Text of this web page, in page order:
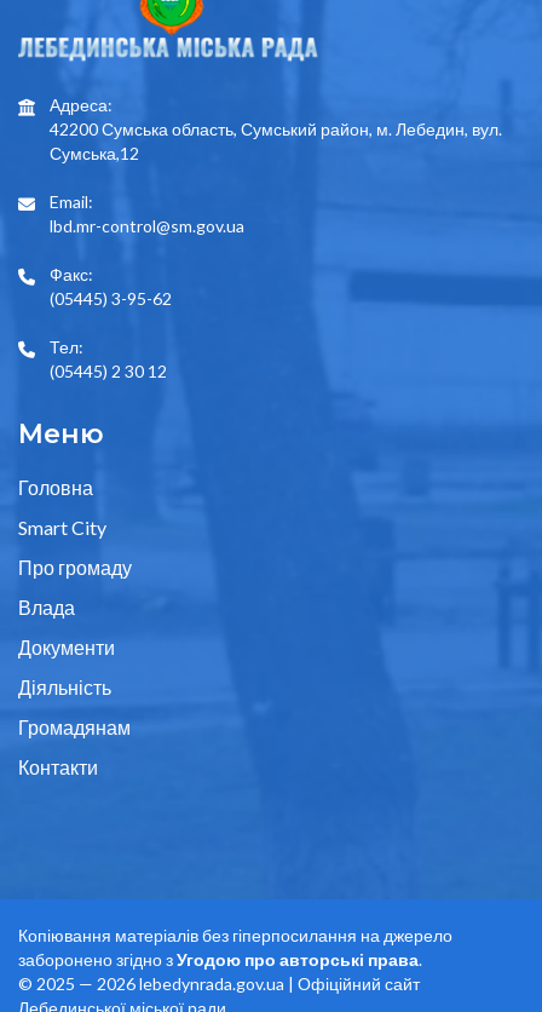
Адреса:
42200 Сумська область, Сумський район, м. Лебедин, вул.
Сумська,12
Email:
lbd.mr-control@sm.gov.ua
Факс:
(05445) 3-95-62
Тел:
(05445) 2 30 12
Меню
Головна
Smart City
Про громаду
Влада
Документи
Діяльність
Громадянам
Контакти
Копіювання матеріалів без гіперпосилання на джерело
заборонено згідно зУгодою про авторські права.
© 2025 — 2026 lebedynrada.gov.ua | Офіційний сайт
Лебединської міської ради.